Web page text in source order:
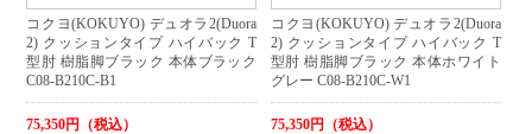
コクヨ(KOKUYO) デュオラ2(Duora
2) クッションタイプ ハイバック T
型肘 樹脂脚ブラック 本体ブラック
C08-B210C-B1
75,350円（税込）
コクヨ(KOKUYO) デュオラ2(Duora
2) クッションタイプ ハイバック T
型肘 樹脂脚ブラック 本体ホワイト
グレー C08-B210C-W1
75,350円（税込）